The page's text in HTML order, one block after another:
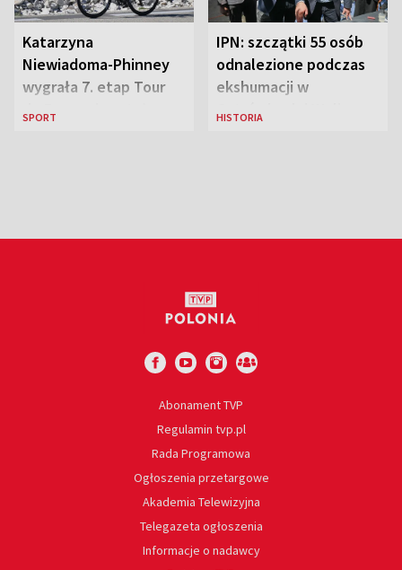
Katarzyna
Niewiadoma-Phinney
wygrała 7. etap Tour
de France i została
SPORT
IPN: szczątki 55 osób
odnalezione podczas
ekshumacji w
Ostrówkach i Woli
HISTORIA
Abonament TVP
Regulamin tvp.pl
Rada Programowa
Ogłoszenia przetargowe
Akademia Telewizyjna
Telegazeta ogłoszenia
Informacje o nadawcy